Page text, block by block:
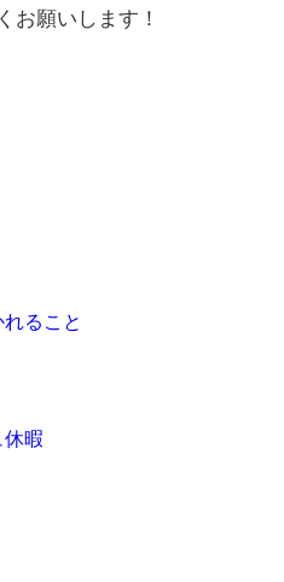
お願いします！
ること
暇